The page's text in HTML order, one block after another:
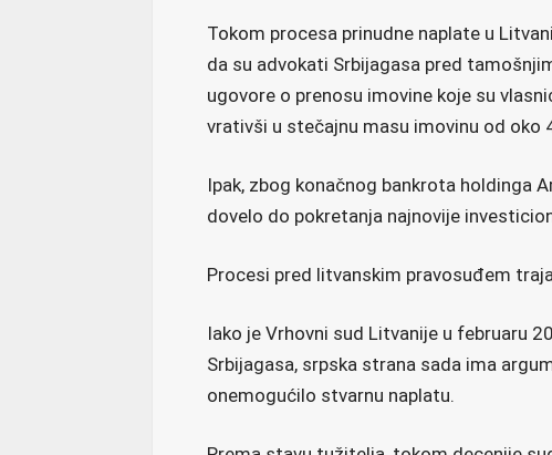
Tokom procesa prinudne naplate u
da su advokati Srbijagasa pred
ugovore o prenosu imovine koje su
vrativši u stečajnu masu imovinu od oko
Ipak, zbog konačnog bankrota holdinga
dovelo do pokretanja najnovije
Procesi pred litvanskim pravosuđem
Iako je Vrhovni sud Litvanije u februaru
Srbijagasa, srpska strana sada ima
onemogućilo stvarnu naplatu.